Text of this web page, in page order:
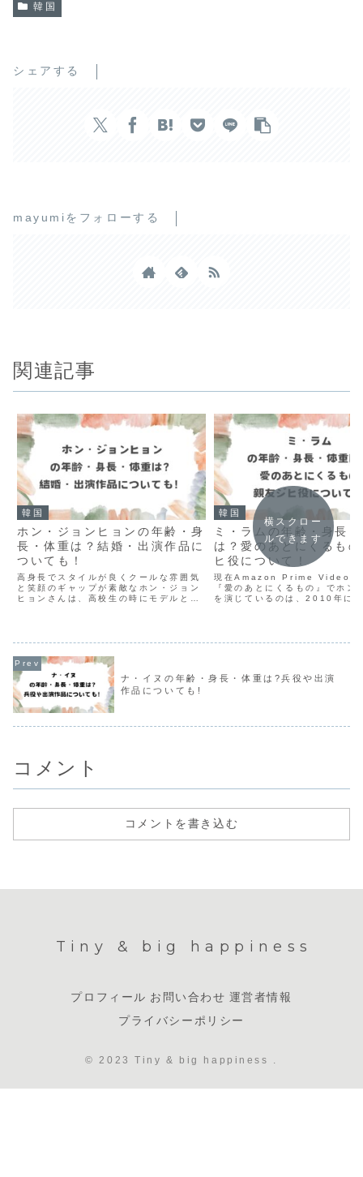
韓国
シェアする
mayumiをフォローする
関連記事
韓国
ホン・ジョンヒョンの年齢・身
長・体重は？結婚・出演作品に
ついても！
高身長でスタイルが良くクールな雰囲気
と笑顔のギャップが素敵なホン・ジョン
ヒョンさんは、高校生の時にモデルとし
韓国
ミ・ラムの年齢・身長
は？愛のあとにくるも
ヒ役について！
現在Amazon Prime Videoで
『愛のあとにくるもの』でホン
を演じているのは、2010年に
横スクロー
ルできます
ナ・イヌの年齢・身長・体重は?兵役や出演
作品についても!
コメント
コメントを書き込む
Tiny & big happiness
プロフィール お問い合わせ 運営者情報
プライバシーポリシー
© 2023 Tiny & big happiness .